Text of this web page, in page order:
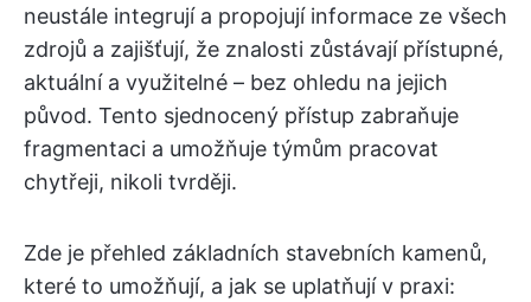
neustále integrují a propojují informace ze všech
zdrojů a zajišťují, že znalosti zůstávají přístupné,
aktuální a využitelné – bez ohledu na jejich
původ. Tento sjednocený přístup zabraňuje
fragmentaci a umožňuje týmům pracovat
chytřeji, nikoli tvrději.
Zde je přehled základních stavebních kamenů,
které to umožňují, a jak se uplatňují v praxi: